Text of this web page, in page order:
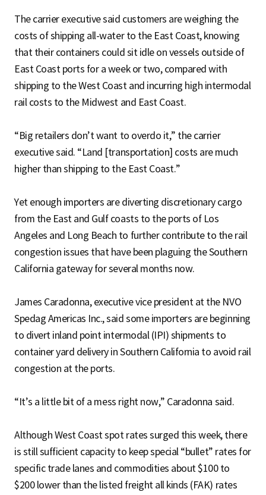
The carrier executive said customers are weighing the
costs of shipping all-water to the East Coast, knowing
that their containers could sit idle on vessels outside of
East Coast ports for a week or two, compared with
shipping to the West Coast and incurring high intermodal
rail costs to the Midwest and East Coast.
“Big retailers don’t want to overdo it,” the carrier
executive said. “Land [transportation] costs are much
higher than shipping to the East Coast.”
Yet enough importers are diverting discretionary cargo
from the East and Gulf coasts to the ports of Los
Angeles and Long Beach to further contribute to the rail
congestion issues that have been plaguing the Southern
California gateway for several months now.
James Caradonna, executive vice president at the NVO
Spedag Americas Inc., said some importers are beginning
to divert inland point intermodal (IPI) shipments to
container yard delivery in Southern California to avoid rail
congestion at the ports.
“It’s a little bit of a mess right now,” Caradonna said.
Although West Coast spot rates surged this week, there
is still sufficient capacity to keep special “bullet” rates for
specific trade lanes and commodities about $100 to
$200 lower than the listed freight all kinds (FAK) rates